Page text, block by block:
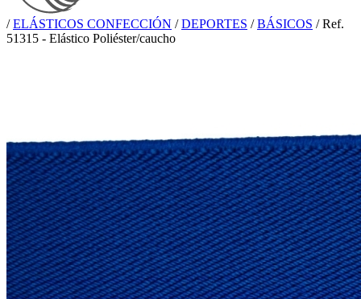
/ ELÁSTICOS CONFECCIÓN / DEPORTES / BÁSICOS / Ref.
51315 - Elástico Poliéster/caucho